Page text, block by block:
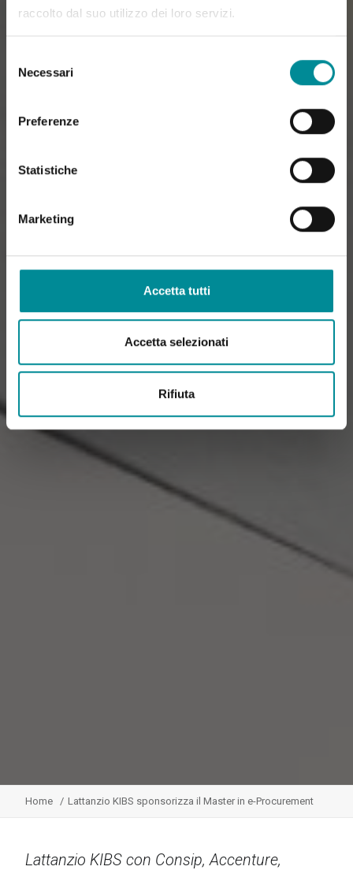
raccolto dal suo utilizzo dei loro servizi.
delNecessari
Preferenze
Statistiche
Marketing
Accetta tutti
Accetta selezionati
Rifiuta
Home Lattanzio KIBS sponsorizza il Master in e-Procurement
Lattanzio KIBS con Consip, Accenture,